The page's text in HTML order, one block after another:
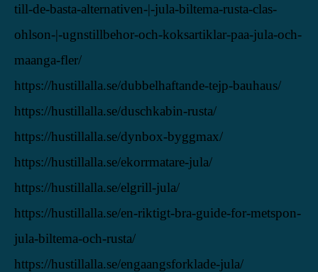
till-de-basta-alternativen-|-jula-biltema-rusta-clas-
ohlson-|-ugnstillbehor-och-koksartiklar-paa-jula-och-
maanga-fler/
https://hustillalla.se/dubbelhaftande-tejp-bauhaus/
https://hustillalla.se/duschkabin-rusta/
https://hustillalla.se/dynbox-byggmax/
https://hustillalla.se/ekorrmatare-jula/
https://hustillalla.se/elgrill-jula/
https://hustillalla.se/en-riktigt-bra-guide-for-metspon-
jula-biltema-och-rusta/
https://hustillalla.se/engaangsforklade-jula/